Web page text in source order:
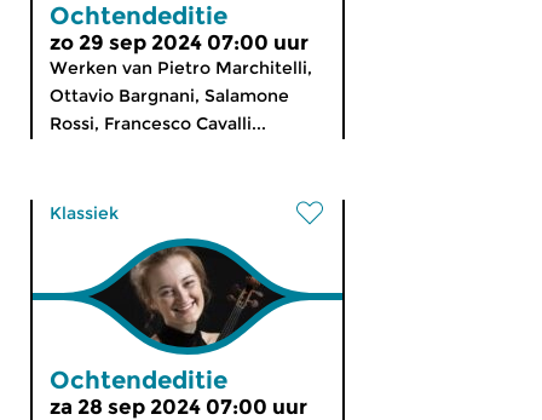
Ochtendeditie
zo 29 sep 2024 07:00 uur
Werken van Pietro Marchitelli,
Ottavio Bargnani, Salamone
Rossi, Francesco Cavalli...
Klassiek
Ochtendeditie
za 28 sep 2024 07:00 uur